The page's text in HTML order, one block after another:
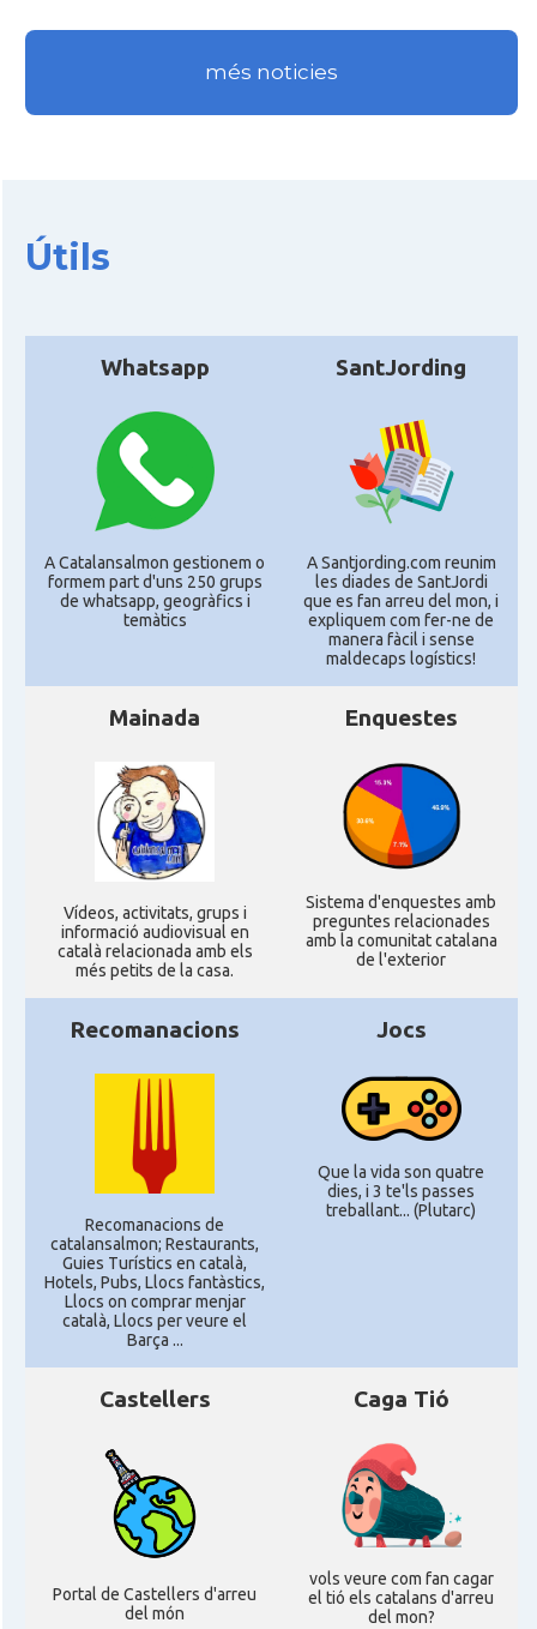
més noticies
Útils
Whatsapp
A Catalansalmon gestionem o
formem part d'uns 250 grups
de whatsapp, geogràfics i
temàtics
SantJording
A Santjording.com reunim
les diades de SantJordi
que es fan arreu del mon, i
expliquem com fer-ne de
manera fàcil i sense
maldecaps logí­stics!
Mainada
Ví­deos, activitats, grups i
informació audiovisual en
català relacionada amb els
més petits de la casa.
Enquestes
Sistema d'enquestes amb
preguntes relacionades
amb la comunitat catalana
de l'exterior
Recomanacions
Recomanacions de
catalansalmon; Restaurants,
Guies Turístics en català,
Hotels, Pubs, Llocs fantàstics,
Llocs on comprar menjar
català, Llocs per veure el
Barça ...
Jocs
Que la vida son quatre
dies, i 3 te'ls passes
treballant... (Plutarc)
Castellers
Portal de Castellers d'arreu
del món
Caga Tió
vols veure com fan cagar
el tió els catalans d'arreu
del mon?